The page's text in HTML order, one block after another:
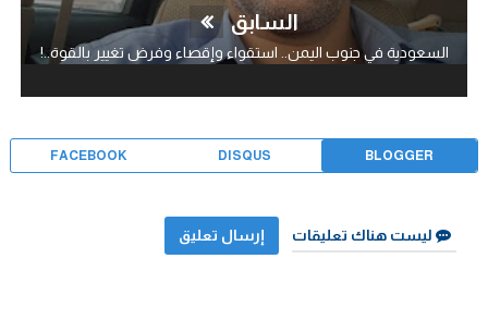
السابق
السعودية في جنوب اليمن.. استقواء وإقصاء وفرض تغيير بالقوة..!
BLOGGER
DISQUS
FACEBOOK
ليست هناك تعليقات إرسال تعليق